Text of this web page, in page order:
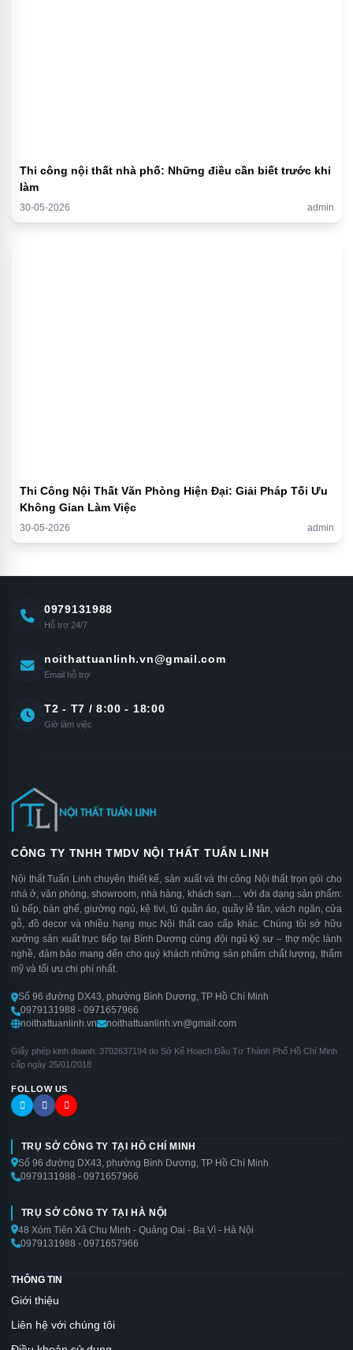
Thi công nội thất nhà phố: Những điều cần biết trước khi
làm
30-05-2026 admin
Thi Công Nội Thất Văn Phòng Hiện Đại: Giải Pháp Tối Ưu
Không Gian Làm Việc
30-05-2026 admin
0979131988
Hỗ trợ 24/7
noithattuanlinh.vn@gmail.com
Email hỗ trợ
T2 - T7 / 8:00 - 18:00
Giờ làm việc
CÔNG TY TNHH TMDV NỘI THẤT TUẤN LINH
Nội thất Tuấn Linh chuyên thiết kế, sản xuất và thi công Nội thất trọn gói cho
nhà ở, văn phòng, showroom, nhà hàng, khách sạn… với đa dạng sản phẩm:
tủ bếp, bàn ghế, giường ngủ, kệ tivi, tủ quần áo, quầy lễ tân, vách ngăn, cửa
gỗ, đồ decor và nhiều hạng mục Nội thất cao cấp khác. Chúng tôi sở hữu
xưởng sản xuất trực tiếp tại Bình Dương cùng đội ngũ kỹ sư – thợ mộc lành
nghề, đảm bảo mang đến cho quý khách những sản phẩm chất lượng, thẩm
mỹ và tối ưu chi phí nhất.
Số 96 đường DX43, phường Bình Dương, TP Hồ Chí Minh
0979131988 - 0971657966
noithattuanlinh.vn
noithattuanlinh.vn@gmail.com
Giấy phép kinh doanh: 3702637194 do Sở Kế Hoạch Đầu Tư Thành Phố Hồ Chí Minh
cấp ngày 25/01/2018
FOLLOW US
TRỤ SỞ CÔNG TY TẠI HỒ CHÍ MINH
Số 96 đường DX43, phường Bình Dương, TP Hồ Chí Minh
0979131988 - 0971657966
TRỤ SỞ CÔNG TY TẠI HÀ NỘI
48 Xóm Tiên Xã Chu Minh - Quảng Oai - Ba Vì - Hà Nội
0979131988 - 0971657966
THÔNG TIN
Giới thiệu
Liên hệ với chúng tôi